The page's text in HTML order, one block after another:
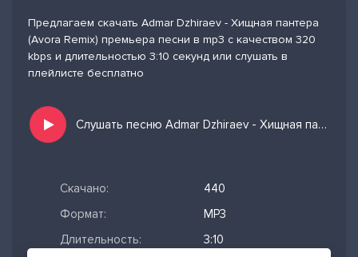
Предлагаем скачать Admar Dzhiraev - Хищная пантера
(Avora Remix) премьера песни в mp3 с качеством 320
kbps и длительностью 3:10 секунд или слушать в
плейлисте бесплатно
Слушать песню Admar Dzhiraev - Хищная пантера (Avora Remix) и добавить в избранных
Скачано:
440
Формат:
MP3
Длительность:
3:10